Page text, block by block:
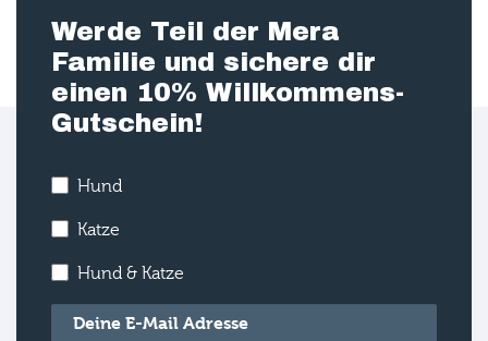
Werde Teil der Mera
Familie und sichere dir
einen 10% Willkommens-
Gutschein!
Hund
Katze
Hund & Katze
E-Mail*